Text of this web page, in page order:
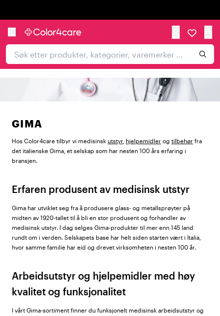
GIMA
Hos Color4care tilbyr vi medisinsk utstyr hjelpemidler og tilbehør fra
det italienske Gima, et selskap som har nesten 100 års erfaring i
bransjen.
Erfaren produsent av medisinsk utstyr
Gima har utviklet seg fra å produsere glass- og metallsprøyter på
midten av 1920-tallet til å bli en stor produsent og forhandler av
medisinsk utstyr. I dag selges Gima-produkter til mer enn 145 land
rundt om i verden. Selskapets base har helt siden starten vært i Italia,
hvor samme familie har eid og drevet virksomheten i nesten 100 år.
Arbeidsutstyr og hjelpemidler med høy
kvalitet og funksjonalitet
I vårt Gima-sortiment finner du funksjonelt medisinsk arbeidsutstyr og